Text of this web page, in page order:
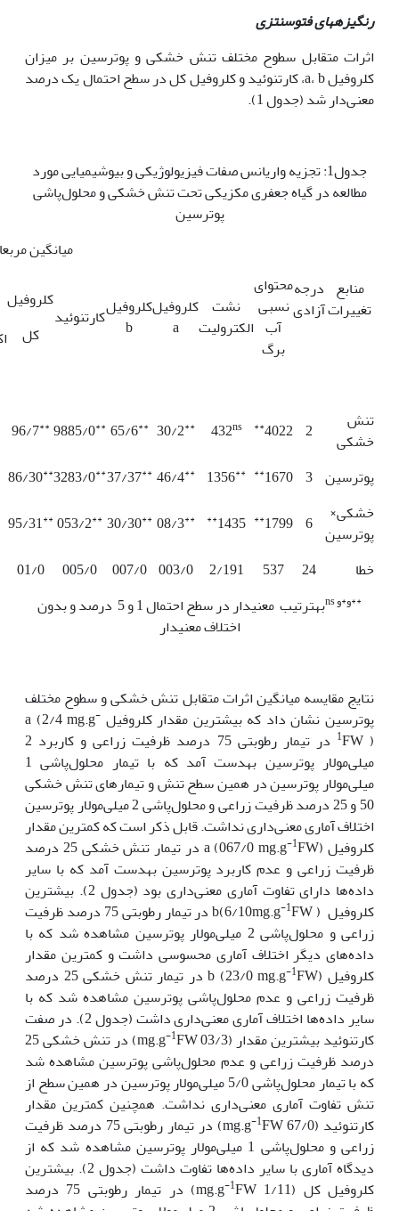
رنگیزه‏های فتوسنتزی
اثرات متقابل سطوح مختلف تنش خشکی و پوترسین بر میزان
کلروفیل a، b، کارتنوئید و کلروفیل کل در سطح احتمال یک درصد
معنی‌دار شد (جدول 1).
جدول1: تجزیه واریانس صفات فیزیولوژیکی و بیوشیمیایی مورد
مطالعه در گیاه جعفری مکزیکی تحت تنش خشکی و محلول‌پاشی
پوترسین
منابع
تغییرات
درجه
آزادی
میانگین
محتوای
نسبی
آب
برگ
نشت
الکترولیت
کلروفیل
a
کلروفیل
b
کارتنوئید
کلروفیل
کل
تنش
خشکی
2
**4022
432ns
30/2**
65/6**
9885/0**
96/7**
پوترسین 3
**1670
1356**
46/4**
37/37**
3283/0**
86/30**
خشکی×
پوترسین 6
**1799
**1435
08/3**
30/30**
053/2**
95/31**
خطا 24
537
2/191
003/0
007/0
005/0
01/0
**و*وns
به‏ترتیب معنی‏دار در سطح احتمال 1 و 5 درصد و بدون
اختلاف معنی‏دار
نتایج مقایسه میانگین اثرات متقابل تنش خشکی و سطوح مختلف
پوترسین نشان داد که بیش‏ترین مقدار کلروفیل a (2/4 mg.g -
1
FW ) در تیمار رطوبتی 75 درصد ظرفیت زراعی و کاربرد 2
میلی‌مولار پوترسین به­دست آمد که با تیمار محلول‌پاشی 1
میلی‌مولار پوترسین در همین سطح تنش و تیمارهای تنش خشکی
50 و 25 درصد ظرفیت زراعی و محلول‌پاشی 2 میلی‌مولار پوترسین
اختلاف آماری معنی‌داری نداشت. قابل ذکر است که کم‏ترین مقدار
کلروفیل a (067/0 mg.g
-1
FW) در تیمار تنش خشکی 25 درصد
ظرفیت زراعی و عدم کاربرد پوترسین به­دست آمد که با سایر
داده‌ها دارای تفاوت آماری معنی‌داری بود (جدول 2). بیش‏ترین
کلروفیل b(6/10mg.g
-1
FW ) در تیمار رطوبتی 75 درصد ظرفیت
زراعی و محلول‌پاشی 2 میلی‌مولار پوترسین مشاهده شد که با
داده‌های دیگر اختلاف آماری محسوسی داشت و کم‏ترین مقدار
کلروفیل b (23/0 mg.g
-1
FW) در تیمار تنش خشکی 25 درصد
ظرفیت زراعی و عدم محلول‌پاشی پوترسین مشاهده شد که با
سایر داده‌ها اختلاف آماری معنی‌داری داشت (جدول 2). در صفت
کارتنوئید بیش‏ترین مقدار (03/3 mg.g
-1
FW) در تنش خشکی 25
درصد ظرفیت زراعی و عدم محلول‌پاشی پوترسین مشاهده شد
که با تیمار محلول‌پاشی 5/0 میلی‌مولار پوترسین در همین سطح از
تنش تفاوت آماری معنی‌داری نداشت. هم‏چنین کم‏ترین مقدار
کارتنوئید (67/0 mg.g
-1
FW) در تیمار رطوبتی 75 درصد ظرفیت
زراعی و محلول‌پاشی 1 میلی‌مولار پوترسین مشاهده شد که از
دیدگاه آماری با سایر داده‌ها تفاوت داشت (جدول 2). بیش‏ترین
کلروفیل کل (1/11 mg.g
-1
FW) در تیمار رطوبتی 75 درصد